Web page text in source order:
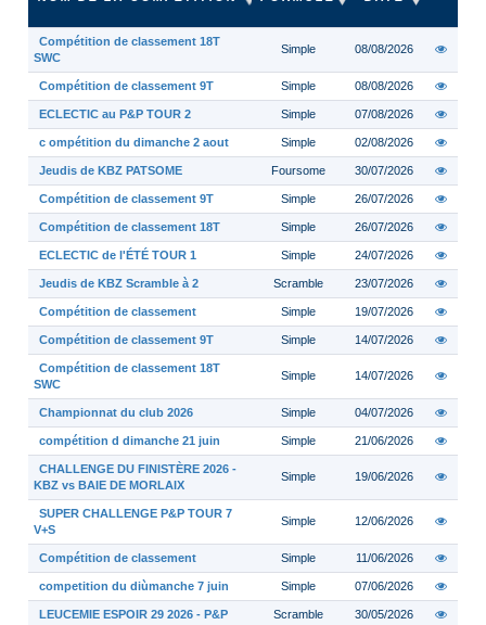
Compétition de classement 18T
SWC
Simple 08/08/2026
Compétition de classement 9T Simple 08/08/2026
ECLECTIC au P&P TOUR 2 Simple 07/08/2026
c ompétition du dimanche 2 aout Simple 02/08/2026
Jeudis de KBZ PATSOME Foursome 30/07/2026
Compétition de classement 9T Simple 26/07/2026
Compétition de classement 18T Simple 26/07/2026
ECLECTIC de l'ÉTÉ TOUR 1 Simple 24/07/2026
Jeudis de KBZ Scramble à 2 Scramble 23/07/2026
Compétition de classement Simple 19/07/2026
Compétition de classement 9T Simple 14/07/2026
Compétition de classement 18T
SWC
Simple 14/07/2026
Championnat du club 2026 Simple 04/07/2026
compétition d dimanche 21 juin Simple 21/06/2026
CHALLENGE DU FINISTÈRE 2026 -
KBZ vs BAIE DE MORLAIX
Simple 19/06/2026
SUPER CHALLENGE P&P TOUR 7
V+S
Simple 12/06/2026
Compétition de classement Simple 11/06/2026
competition du diùmanche 7 juin Simple 07/06/2026
LEUCEMIE ESPOIR 29 2026 - P&P Scramble 30/05/2026